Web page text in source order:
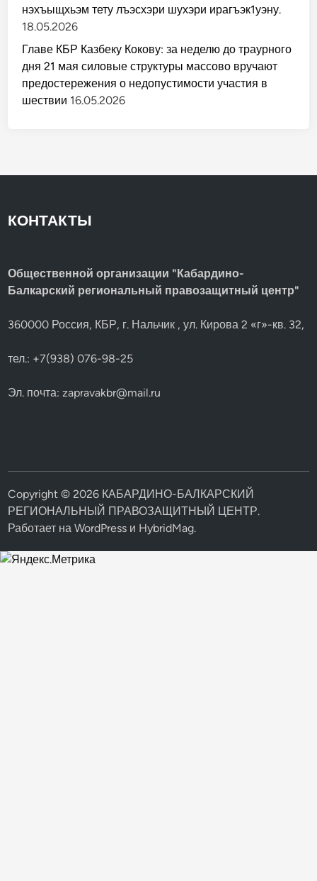
нэхъыщхьэм тету лъэсхэри шухэри ирагъэк1уэну.
18.05.2026
Главе КБР Казбеку Кокову: за неделю до траурного
дня 21 мая силовые структуры массово вручают
предостережения о недопустимости участия в
шествии 16.05.2026
КОНТАКТЫ
Общественной организации "Кабардино-
Балкарский региональный правозащитный центр"
360000 Россия, КБР, г. Нальчик , ул. Кирова 2 «г»-кв. 32,
тел.: +7(938) 076-98-25
Эл. почта:zapravakbr@mail.ru
Copyright © 2026 КАБАРДИНО-БАЛКАРСКИЙ
РЕГИОНАЛЬНЫЙ ПРАВОЗАЩИТНЫЙ ЦЕНТР.
Работает наWordPress и HybridMag.